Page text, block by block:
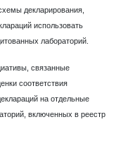
декларирования,
использовать
лабораторий.
связанные
соответствия
на отдельные
включенных в реестр